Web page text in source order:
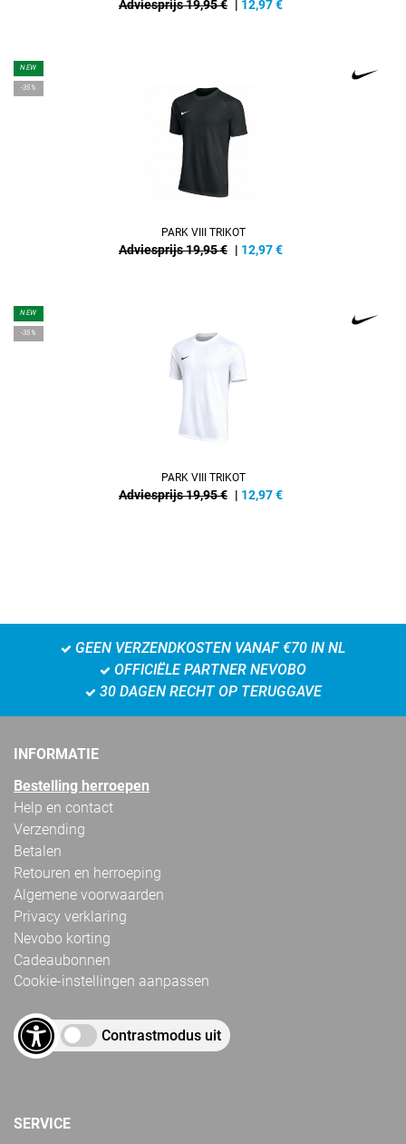
Adviesprijs 19,95 € 12,97€
NEW
-35%
PARK VIII TRIKOT
Adviesprijs 19,95 € | 12,97€
NEW
-35%
PARK VIII TRIKOT
Adviesprijs 19,95 € | 12,97€
GEEN VERZENDKOSTEN VANAF €70 IN NL
OFFICIËLE PARTNER NEVOBO
30 DAGEN RECHT OP TERUGGAVE
INFORMATIE
Bestelling herroepen
Help en contact
Verzending
Betalen
Retouren en herroeping
Algemene voorwaarden
Privacy verklaring
Nevobo korting
Cadeaubonnen
Cookie-instellingen aanpassen
Contrastmodus uit
SERVICE